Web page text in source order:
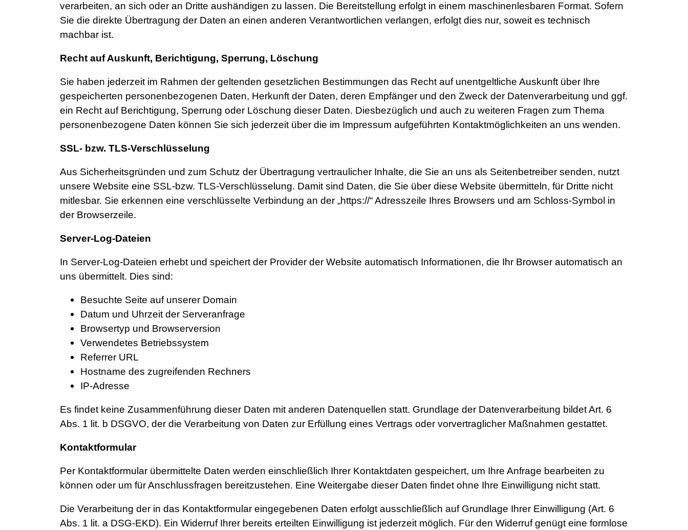
verarbeiten, an sich oder an Dritte aushändigen zu lassen. Die Bereitstellung erfolgt in einem maschinenlesbaren Format. Sofern
Sie die direkte Übertragung der Daten an einen anderen Verantwortlichen verlangen, erfolgt dies nur, soweit es technisch
machbar ist.
Recht auf Auskunft, Berichtigung, Sperrung, Löschung
Sie haben jederzeit im Rahmen der geltenden gesetzlichen Bestimmungen das Recht auf unentgeltliche Auskunft über Ihre
gespeicherten personenbezogenen Daten, Herkunft der Daten, deren Empfänger und den Zweck der Datenverarbeitung und ggf.
ein Recht auf Berichtigung, Sperrung oder Löschung dieser Daten. Diesbezüglich und auch zu weiteren Fragen zum Thema
personenbezogene Daten können Sie sich jederzeit über die im Impressum aufgeführten Kontaktmöglichkeiten an uns wenden.
SSL- bzw. TLS-Verschlüsselung
Aus Sicherheitsgründen und zum Schutz der Übertragung vertraulicher Inhalte, die Sie an uns als Seitenbetreiber senden, nutzt
unsere Website eine SSL-bzw. TLS-Verschlüsselung. Damit sind Daten, die Sie über diese Website übermitteln, für Dritte nicht
mitlesbar. Sie erkennen eine verschlüsselte Verbindung an der „https://“ Adresszeile Ihres Browsers und am Schloss-Symbol in
der Browserzeile.
Server-Log-Dateien
In Server-Log-Dateien erhebt und speichert der Provider der Website automatisch Informationen, die Ihr Browser automatisch an
uns übermittelt. Dies sind:
Besuchte Seite auf unserer Domain
Datum und Uhrzeit der Serveranfrage
Browsertyp und Browserversion
Verwendetes Betriebssystem
Referrer URL
Hostname des zugreifenden Rechners
IP-Adresse
Es findet keine Zusammenführung dieser Daten mit anderen Datenquellen statt. Grundlage der Datenverarbeitung bildet Art. 6
Abs. 1 lit. b DSGVO, der die Verarbeitung von Daten zur Erfüllung eines Vertrags oder vorvertraglicher Maßnahmen gestattet.
Kontaktformular
Per Kontaktformular übermittelte Daten werden einschließlich Ihrer Kontaktdaten gespeichert, um Ihre Anfrage bearbeiten zu
können oder um für Anschlussfragen bereitzustehen. Eine Weitergabe dieser Daten findet ohne Ihre Einwilligung nicht statt.
Die Verarbeitung der in das Kontaktformular eingegebenen Daten erfolgt ausschließlich auf Grundlage Ihrer Einwilligung (Art. 6
Abs. 1 lit. a DSG-EKD). Ein Widerruf Ihrer bereits erteilten Einwilligung ist jederzeit möglich. Für den Widerruf genügt eine formlose